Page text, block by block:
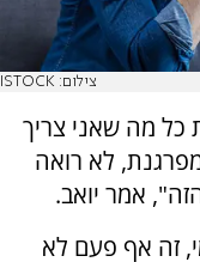
צילום: ISTOCK
כל מה שאני צריך
לא רואה
אמר יואב.
זה אף פעם לא